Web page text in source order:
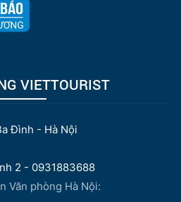
VIETTOURIST
Đình - Hà Nội
2 - 0931883688
Văn phòng Hà Nội: